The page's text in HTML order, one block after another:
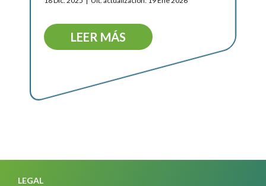
LEER MÁS
LEGAL